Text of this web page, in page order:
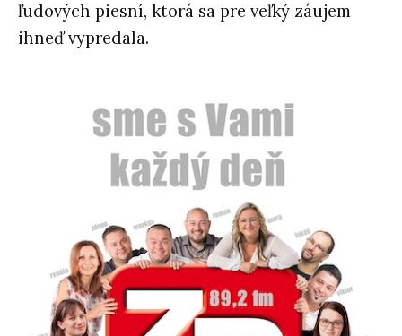
ľudových piesní, ktorá sa pre veľký záujem
ihneď vypredala.